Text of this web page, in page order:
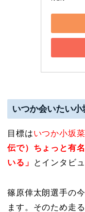
いつか会いたい小
目標はいつか小坂
伝で）ちょっと有
いる」
とインタビ
篠原倖太朗選手の
ます。そのため走